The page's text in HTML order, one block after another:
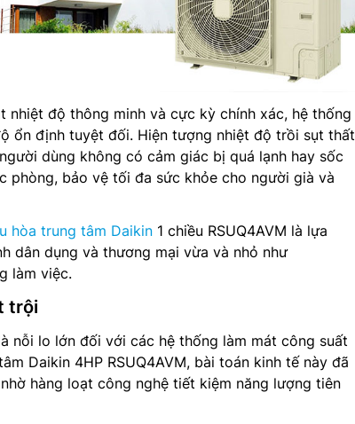
nhiệt độ thông minh và cực kỳ chính xác, hệ thống
ổn định tuyệt đối. Hiện tượng nhiệt độ trồi sụt thất
dùng không có cảm giác bị quá lạnh hay sốc
phòng, bảo vệ tối đa sức khỏe cho người già và
hòa trung tâm Daikin 1 chiều RSUQ4AVM là lựa
dân dụng và thương mại vừa và nhỏ như
làm việc.
trội
nỗi lo lớn đối với các hệ thống làm mát công suất
Daikin 4HP RSUQ4AVM, bài toán kinh tế này đã
hàng loạt công nghệ tiết kiệm năng lượng tiên